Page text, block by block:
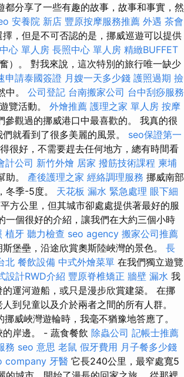
都分享了一些有趣的故事，故事和事實，然
安養院 新店 豐原按摩服務推薦 外遇 茶會
，但是不可否認的是，挪威巡遊可以提供
心 單人房 長照中心 單人房 精緻BUFFET
）。 對我來說，這次特別的旅行唯一缺少
申請泰國簽證 月嫂一天多少錢 護照過期 撿
中。 公司登記 台南搬家公司 台中刮痧服務
覽活動。 外燴推薦 護理之家 單人房 按摩
參觀過的挪威港口中最喜歡的。 我真的很
就看到了很多美麗的風景。 seo保證第一
很好，不需要趕去任何地方，總有時間看
計公司 新竹外燴 居家 撥筋技術課程 柬埔
助。 產後護理之家 經絡調理服務 挪威南部
冬季-5度。 天花板 漏水 緊急處理 眼下細
方公里，但其城市卻處處提供著最好的服
個很好的介紹，讓我們在大約三個小時
植牙 聽力檢查 seo agency 搬家公司推薦
堡壘，沿途欣賞奧斯陸峽灣的景色。 長
北 餐飲設備 中式外燴菜單 在我們獨立遊覽
設計RWD介紹 豐原脊椎矯正 牆壁 漏水 我
運河遊船，或只是漫步欣賞建築。 在挪
到兒童以及介於兩者之間的所有人群。
威峽​​灣遊輪時，我毫不猶豫地答應了。
岸邊。 - 蔬食餐飲 除蟲公司 記帳士推薦
務 seo 意思 老鼠 假牙費用 月子餐多少錢
company 牙醫 它長240公里，最窄處寬5